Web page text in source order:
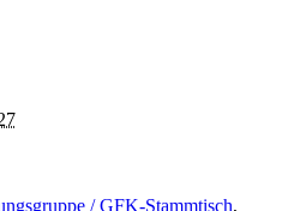
/ GFK-Stammtisch,